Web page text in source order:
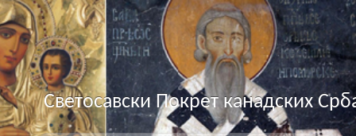
Светосавски Покрет канадских